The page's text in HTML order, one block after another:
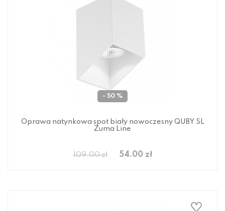
- 50 %
Oprawa natynkowa spot biały nowoczesny QUBY SL
Zuma Line
109.00 zł 54.00 zł